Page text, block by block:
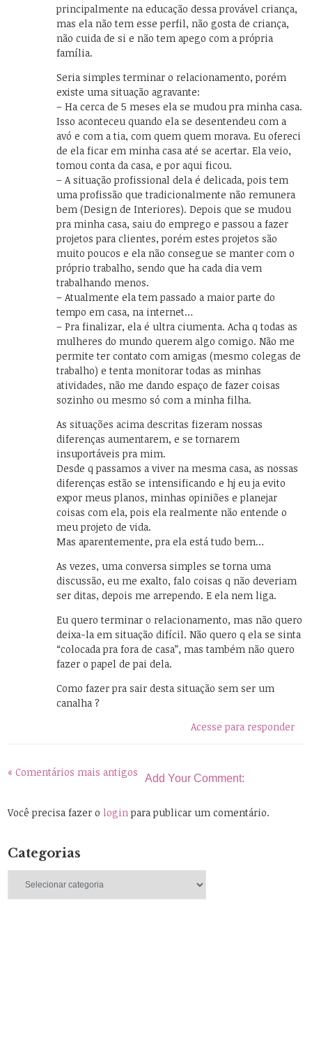
principalmente na educação dessa provável criança,
mas ela não tem esse perfil, não gosta de criança,
não cuida de si e não tem apego com a própria
família.
Seria simples terminar o relacionamento, porém
existe uma situação agravante:
– Ha cerca de 5 meses ela se mudou pra minha casa.
Isso aconteceu quando ela se desentendeu com a
avó e com a tia, com quem quem morava. Eu ofereci
de ela ficar em minha casa até se acertar. Ela veio,
tomou conta da casa, e por aqui ficou.
– A situação profissional dela é delicada, pois tem
uma profissão que tradicionalmente não remunera
bem (Design de Interiores). Depois que se mudou
pra minha casa, saiu do emprego e passou a fazer
projetos para clientes, porém estes projetos são
muito poucos e ela não consegue se manter com o
próprio trabalho, sendo que ha cada dia vem
trabalhando menos.
– Atualmente ela tem passado a maior parte do
tempo em casa, na internet…
– Pra finalizar, ela é ultra ciumenta. Acha q todas as
mulheres do mundo querem algo comigo. Não me
permite ter contato com amigas (mesmo colegas de
trabalho) e tenta monitorar todas as minhas
atividades, não me dando espaço de fazer coisas
sozinho ou mesmo só com a minha filha.
As situações acima descritas fizeram nossas
diferenças aumentarem, e se tornarem
insuportáveis pra mim.
Desde q passamos a viver na mesma casa, as nossas
diferenças estão se intensificando e hj eu ja evito
expor meus planos, minhas opiniões e planejar
coisas com ela, pois ela realmente não entende o
meu projeto de vida.
Mas aparentemente, pra ela está tudo bem…
As vezes, uma conversa simples se torna uma
discussão, eu me exalto, falo coisas q não deveriam
ser ditas, depois me arrependo. E ela nem liga.
Eu quero terminar o relacionamento, mas não quero
deixa-la em situação difícil. Não quero q ela se sinta
“colocada pra fora de casa”, mas também não quero
fazer o papel de pai dela.
Como fazer pra sair desta situação sem ser um
canalha ?
Acesse para responder
« Comentários mais antigos Add Your Comment:
Você precisa fazer ologinpara publicar um comentário.
Categorias